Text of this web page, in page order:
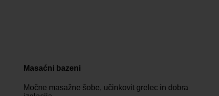
Masaćni bazeni
Močne masažne šobe, učinkovit grelec in dobra